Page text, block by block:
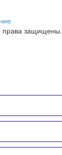
права защищены.